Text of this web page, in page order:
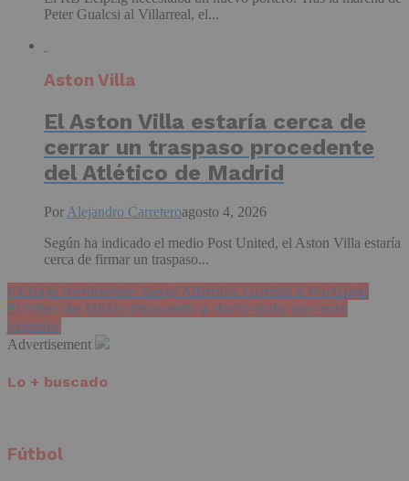
Peter Gualcsi al Villarreal, el...
Aston Villa
El Aston Villa estaría cerca de
cerrar un traspaso procedente
del Atlético de Madrid
Por Alejandro Carreteroagosto 4, 2026
Según ha indicado el medio Post United, el Aston Villa estaría
cerca de firmar un traspaso...
Fichaje Inminente: Sergi Altimira rumbo a Portugal
El Inter de Milán dispuesto a darlo todo por este
jugador
Advertisement
Lo + buscado
Fútbol